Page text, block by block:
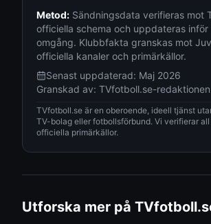
Metod: Sändningsdata verifieras mot
officiella schema och uppdateras inför
omgång. Klubbfakta granskas mot
officiella kanaler och primärkällor.
Senast uppdaterad: Maj 2026
Granskad av: TVfotboll.se-redaktionen
TVfotboll.se är en oberoende, ideell tjänst
TV-bolag eller fotbollsförbund. Vi verifierar
officiella primärkällor.
Utforska mer på